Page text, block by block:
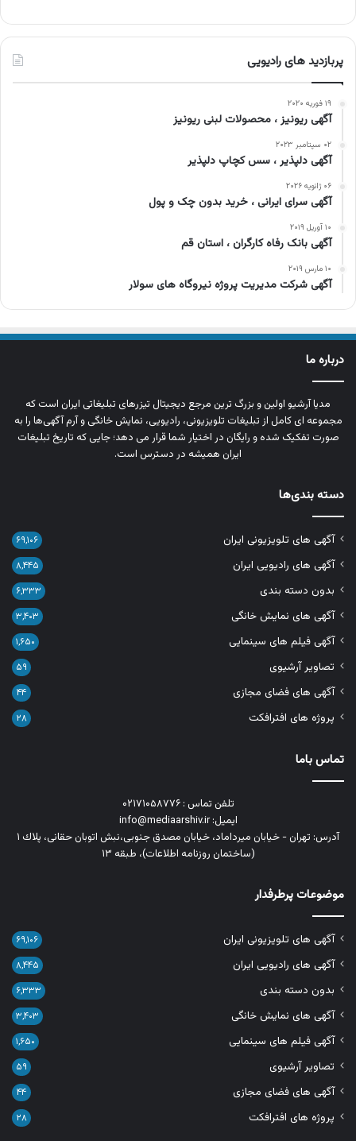
پربازدید های رادیویی
۱۹ فوریه ۲۰۲۰
آگهی ریونیز ، محصولات لبنی ریونیز
۰۲ سپتامبر ۲۰۲۳
آگهی دلپذیر ، سس کچاپ دلپذیر
۰۶ ژانویه ۲۰۲۶
آگهی سرای ایرانی ، خرید بدون چک و پول
۱۰ آوریل ۲۰۱۹
آگهی بانک رفاه کارگران ، استان قم
۱۰ مارس ۲۰۱۹
آگهی شرکت مدیریت پروژه نیروگاه های سولار
درباره ما
مدیا آرشیو اولین و بزرگ‌ ترین مرجع دیجیتال تیزرهای تبلیغاتی ایران است که
مجموعه‌ ای کامل از تبلیغات تلویزیونی، رادیویی، نمایش خانگی و آرم‌ آگهی‌ها را به‌
صورت تفکیک‌ شده و رایگان در اختیار شما قرار می‌ دهد؛ جایی که تاریخ تبلیغات
ایران همیشه در دسترس است.
دسته بندی‌ها
آگهی های تلویزیونی ایران ۶۹,۱۰۶
آگهی های رادیویی ایران ۸,۴۴۵
بدون دسته بندی ۶,۳۳۳
آگهی های نمایش خانگی ۳,۴۰۳
آگهی فیلم های سینمایی ۱,۶۵۰
تصاویر آرشیوی ۵۹
آگهی های فضای مجازی ۴۴
پروژه های افترافکت ۲۸
تماس باما
تلفن تماس : ۰۲۱۷۱۰۵۸۷۷۶
ایمیل: info@mediaarshiv.ir
آدرس: تهران - خیابان میرداماد، خیابان مصدق جنوبی،نبش اتوبان حقانی، پلاك ١
(ساختمان روزنامه اطلاعات)، طبقه ۱۳
موضوعات پرطرفدار
آگهی های تلویزیونی ایران ۶۹,۱۰۶
آگهی های رادیویی ایران ۸,۴۴۵
بدون دسته بندی ۶,۳۳۳
آگهی های نمایش خانگی ۳,۴۰۳
آگهی فیلم های سینمایی ۱,۶۵۰
تصاویر آرشیوی ۵۹
آگهی های فضای مجازی ۴۴
پروژه های افترافکت ۲۸